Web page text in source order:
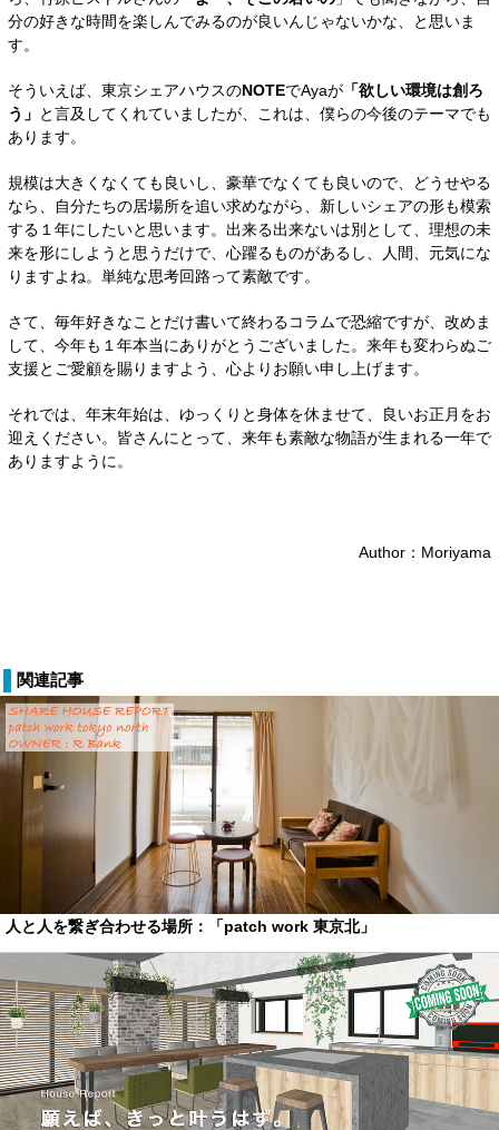
分の好きな時間を楽しんでみるのが良いんじゃないかな、と思いま
す。
そういえば、 東京シェアハウスのNOTEでAyaが 「欲しい環境は創ろ
う」 と言及してくれていましたが、これは、僕らの今後のテーマでも
あります。
規模は大きくなくても良いし、豪華でなくても良いので、どうせやる
なら、自分たちの居場所を追い求めながら、新しいシェアの形も模索
する１年にしたいと思います。出来る出来ないは別として、理想の未
来を形にしようと思うだけで、心躍るものがあるし、人間、元気にな
りますよね。単純な思考回路って素敵です。
さて、毎年好きなことだけ書いて終わるコラムで恐縮ですが、改めま
して、今年も１年本当にありがとうございました。来年も変わらぬご
支援とご愛顧を賜りますよう、心よりお願い申し上げます。
それでは、年末年始は、ゆっくりと身体を休ませて、良いお正月をお
迎えください。皆さんにとって、来年も素敵な物語が生まれる一年で
ありますように。
Author：Moriyama
関連記事
人と人を繋ぎ合わせる場所：「patch work 東京北」